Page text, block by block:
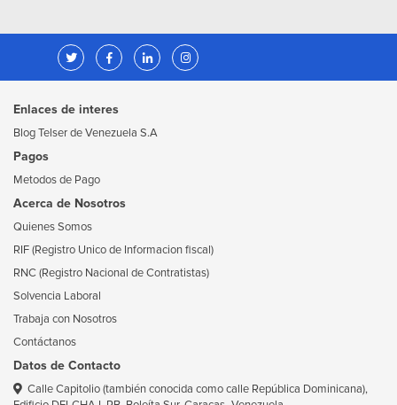
Enlaces de interes
Blog Telser de Venezuela S.A
Pagos
Metodos de Pago
Acerca de Nosotros
Quienes Somos
RIF (Registro Unico de Informacion fiscal)
RNC (Registro Nacional de Contratistas)
Solvencia Laboral
Trabaja con Nosotros
Contáctanos
Datos de Contacto
Calle Capitolio (también conocida como calle República Dominicana),